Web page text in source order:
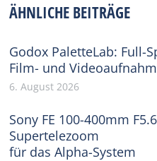
ÄHNLICHE BEITRÄGE
Godox PaletteLab: Full-
Film- und
6. August 2026
Sony FE 100-400mm
Supertelezoom
für das Alpha-System